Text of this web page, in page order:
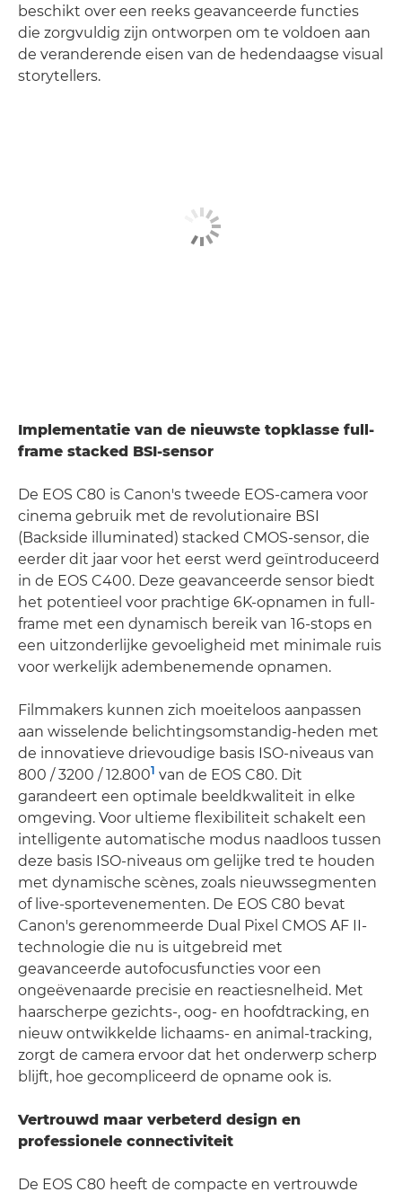
beschikt over een reeks geavanceerde functies
die zorgvuldig zijn ontworpen om te voldoen aan
de veranderende eisen van de hedendaagse visual
storytellers.
Implementatie van de nieuwste topklasse full-
frame stacked BSI-sensor
De EOS C80 is Canon's tweede EOS-camera voor
cinema gebruik met de revolutionaire BSI
(Backside illuminated) stacked CMOS-sensor, die
eerder dit jaar voor het eerst werd geïntroduceerd
in de EOS C400. Deze geavanceerde sensor biedt
het potentieel voor prachtige 6K-opnamen in full-
frame met een dynamisch bereik van 16-stops en
een uitzonderlijke gevoeligheid met minimale ruis
voor werkelijk adembenemende opnamen.
Filmmakers kunnen zich moeiteloos aanpassen
aan wisselende belichtingsomstandig-heden met
de innovatieve drievoudige basis ISO-niveaus van
800 / 3200 / 12.8001 van de EOS C80. Dit
garandeert een optimale beeldkwaliteit in elke
omgeving. Voor ultieme flexibiliteit schakelt een
intelligente automatische modus naadloos tussen
deze basis ISO-niveaus om gelijke tred te houden
met dynamische scènes, zoals nieuwssegmenten
of live-sportevenementen. De EOS C80 bevat
Canon's gerenommeerde Dual Pixel CMOS AF II-
technologie die nu is uitgebreid met
geavanceerde autofocusfuncties voor een
ongeëvenaarde precisie en reactiesnelheid. Met
haarscherpe gezichts-, oog- en hoofdtracking, en
nieuw ontwikkelde lichaams- en animal-tracking,
zorgt de camera ervoor dat het onderwerp scherp
blijft, hoe gecompliceerd de opname ook is.
Vertrouwd maar verbeterd design en
professionele connectiviteit
De EOS C80 heeft de compacte en vertrouwde